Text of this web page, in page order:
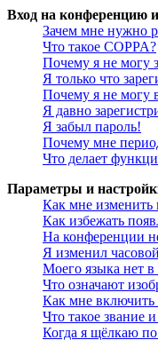
Вход на конференцию
Зачем мне нужно
Что такое COPPA?
Почему я не могу
Я только что
Почему я не могу
Я давно
Я забыл пароль!
Почему мне
Что делает
Параметры и
Как мне изменить
Как избежать
На конференции
Я изменил
Моего языка нет в
Что означают
Как мне включить
Что такое звание
Когда я щёлкаю